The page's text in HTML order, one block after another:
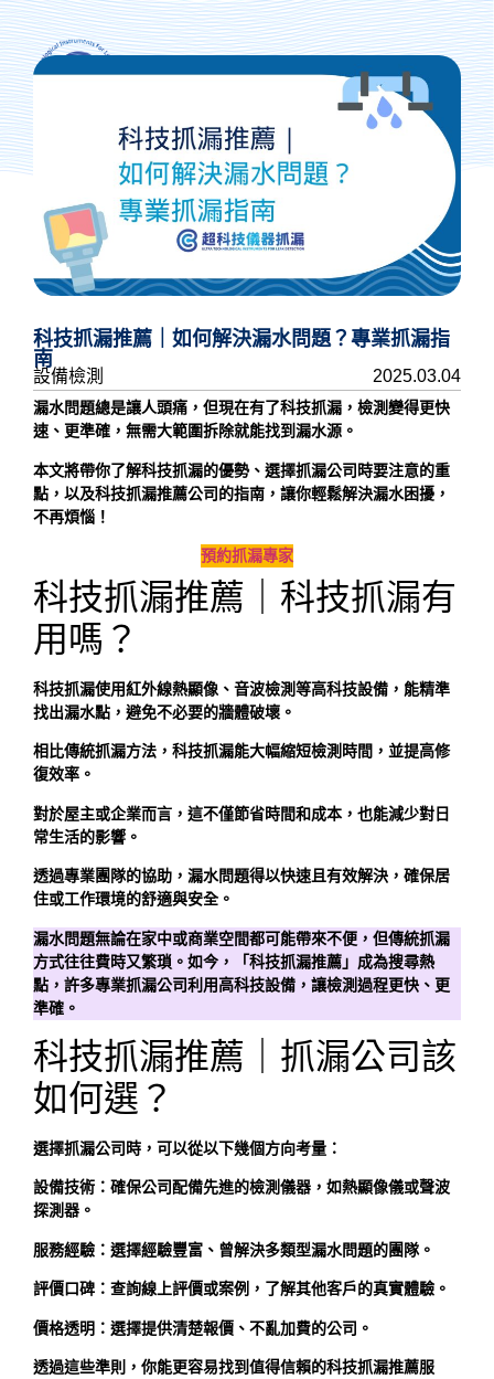
抓漏專人諮詢
科技抓漏推薦｜如何解決漏水問題？專業抓漏指
南
設備檢測 2025.03.04
漏水問題總是讓人頭痛，但現在有了科技抓漏，檢測變得更快
速、更準確，無需大範圍拆除就能找到漏水源。
本文將帶你了解科技抓漏的優勢、選擇抓漏公司時要注意的重
點，以及科技抓漏推薦公司的指南，讓你輕鬆解決漏水困擾，
不再煩惱！
預約抓漏專家
科技抓漏推薦｜科技抓漏有
用嗎？
科技抓漏使用紅外線熱顯像、音波檢測等高科技設備，能精準
找出漏水點，避免不必要的牆體破壞。
相比傳統抓漏方法，科技抓漏能大幅縮短檢測時間，並提高修
復效率。
對於屋主或企業而言，這不僅節省時間和成本，也能減少對日
常生活的影響。
透過專業團隊的協助，漏水問題得以快速且有效解決，確保居
住或工作環境的舒適與安全。
漏水問題無論在家中或商業空間都可能帶來不便，但傳統抓漏
方式往往費時又繁瑣。如今，「科技抓漏推薦」成為搜尋熱
點，許多專業抓漏公司利用高科技設備，讓檢測過程更快、更
準確。
科技抓漏推薦｜抓漏公司該
如何選？
選擇抓漏公司時，可以從以下幾個方向考量：
設備技術： 確保公司配備先進的檢測儀器，如熱顯像儀或聲波
探測器。
服務經驗： 選擇經驗豐富、曾解決多類型漏水問題的團隊。
評價口碑： 查詢線上評價或案例，了解其他客戶的真實體驗。
價格透明： 選擇提供清楚報價、不亂加費的公司。
透過這些準則，你能更容易找到值得信賴的科技抓漏推薦服